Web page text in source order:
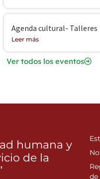
Agenda cultural- Talleres
Leer más
Ver todos los eventos
humana y
de la
de